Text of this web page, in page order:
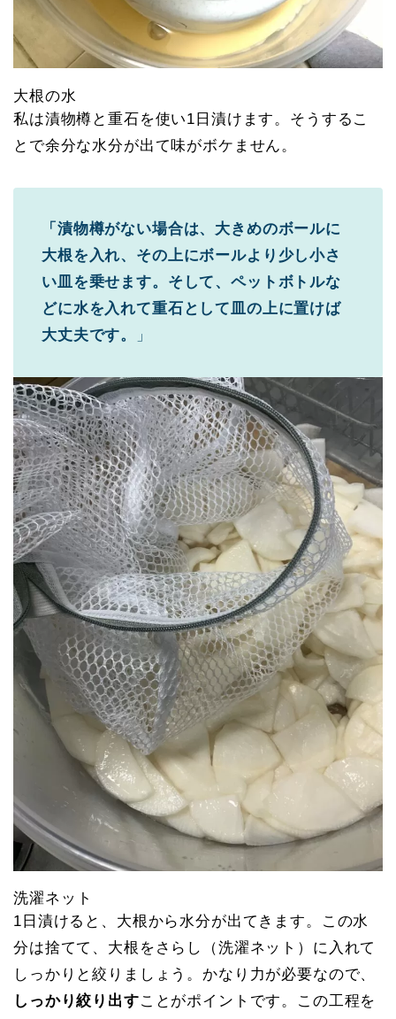
大根の水
私は漬物樽と重石を使い1日漬けます。そうするこ
とで余分な水分が出て味がボケません。
「漬物樽がない場合は、大きめのボールに
大根を入れ、その上にボールより少し小さ
い皿を乗せます。そして、ペットボトルな
どに水を入れて重石として皿の上に置けば
大丈夫です。
」
洗濯ネット
1日漬けると、大根から水分が出てきます。この水
分は捨てて、大根をさらし（洗濯ネット）に入れて
しっかりと絞りましょう。かなり力が必要なので、
しっかり絞り出すことがポイントです。この工程を